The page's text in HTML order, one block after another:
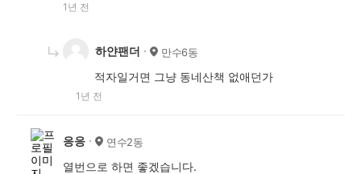
1년 전
하얀팬더 만수6동
적자일거면 그냥 동네산책 없애던가
1년 전
응응 연수2동
열번으로 하면 좋겠습니다.